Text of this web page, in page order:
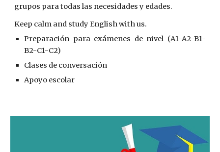
grupos para todas las necesidades y edades.
Keep calm and study English with us.
Preparación para exámenes de nivel (A1-A2-B1-
B2-C1-C2)
Clases de conversación
Apoyo escolar